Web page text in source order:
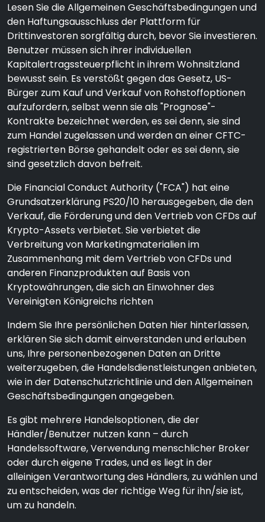
Lesen Sie die Allgemeinen Geschäftsbedingungen und
den Haftungsausschluss der Plattform für
Drittinvestoren sorgfältig durch, bevor Sie investieren.
Benutzer müssen sich ihrer individuellen
Kapitalertragssteuerpflicht in ihrem Wohnsitzland
bewusst sein. Es verstößt gegen das Gesetz, US-
Bürger zum Kauf und Verkauf von Rohstoffoptionen
aufzufordern, selbst wenn sie als "Prognose"-
Kontrakte bezeichnet werden, es sei denn, sie sind
zum Handel zugelassen und werden an einer CFTC-
registrierten Börse gehandelt oder es sei denn, sie
sind gesetzlich davon befreit.
Die Financial Conduct Authority ("FCA") hat eine
Grundsatzerklärung PS20/10 herausgegeben, die den
Verkauf, die Förderung und den Vertrieb von CFDs auf
Krypto-Assets verbietet. Sie verbietet die
Verbreitung von Marketingmaterialien im
Zusammenhang mit dem Vertrieb von CFDs und
anderen Finanzprodukten auf Basis von
Kryptowährungen, die sich an Einwohner des
Vereinigten Königreichs richten
Indem Sie Ihre persönlichen Daten hier hinterlassen,
erklären Sie sich damit einverstanden und erlauben
uns, Ihre personenbezogenen Daten an Dritte
weiterzugeben, die Handelsdienstleistungen anbieten,
wie in der Datenschutzrichtlinie und den Allgemeinen
Geschäftsbedingungen angegeben.
Es gibt mehrere Handelsoptionen, die der
Händler/Benutzer nutzen kann – durch
Handelssoftware, Verwendung menschlicher Broker
oder durch eigene Trades, und es liegt in der
alleinigen Verantwortung des Händlers, zu wählen und
zu entscheiden, was der richtige Weg für ihn/sie ist,
um zu handeln.